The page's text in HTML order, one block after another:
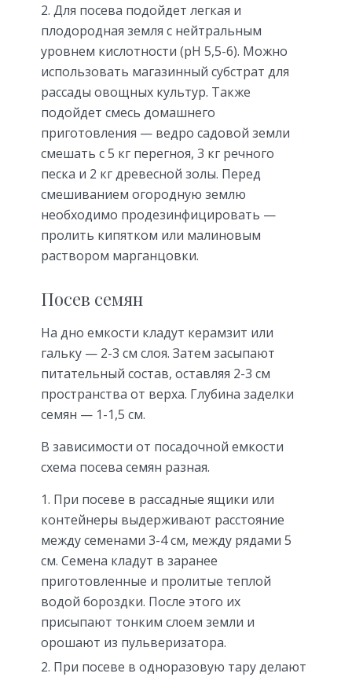
Для посева подойдет легкая и
плодородная земля с нейтральным
уровнем кислотности (рН 5,5-6). Можно
использовать магазинный субстрат для
рассады овощных культур. Также
подойдет смесь домашнего
приготовления — ведро садовой земли
смешать с 5 кг перегноя, 3 кг речного
песка и 2 кг древесной золы. Перед
смешиванием огородную землю
необходимо продезинфицировать —
пролить кипятком или малиновым
раствором марганцовки.
Посев семян
На дно емкости кладут керамзит или
гальку — 2-3 см слоя. Затем засыпают
питательный состав, оставляя 2-3 см
пространства от верха. Глубина заделки
семян — 1-1,5 см.
В зависимости от посадочной емкости
схема посева семян разная.
При посеве в рассадные ящики или
контейнеры выдерживают расстояние
между семенами 3-4 см, между рядами 5
см. Семена кладут в заранее
приготовленные и пролитые теплой
водой бороздки. После этого их
присыпают тонким слоем земли и
орошают из пульверизатора.
При посеве в одноразовую тару делают